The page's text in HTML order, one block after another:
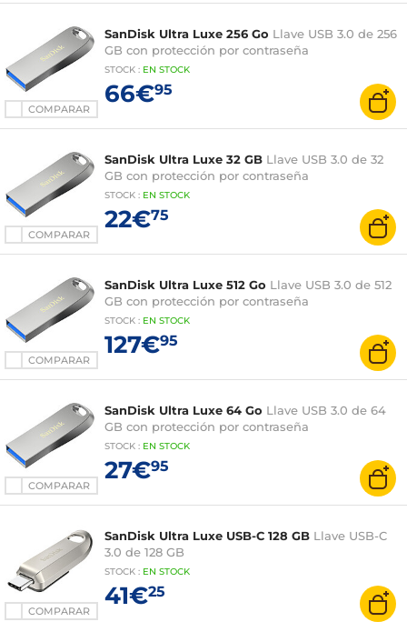
COMPARAR
SanDisk Ultra Luxe 256 Go Llave USB 3.0 de 256
GB con protección por contraseña
STOCK : EN STOCK
66€95
COMPARAR
SanDisk Ultra Luxe 32 GB Llave USB 3.0 de 32
GB con protección por contraseña
STOCK : EN STOCK
22€75
COMPARAR
SanDisk Ultra Luxe 512 Go Llave USB 3.0 de 512
GB con protección por contraseña
STOCK : EN STOCK
127€95
COMPARAR
SanDisk Ultra Luxe 64 Go Llave USB 3.0 de 64
GB con protección por contraseña
STOCK : EN STOCK
27€95
COMPARAR
SanDisk Ultra Luxe USB-C 128 GB Llave USB-C
3.0 de 128 GB
STOCK : EN STOCK
41€25